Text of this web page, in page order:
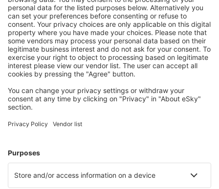
Dinard Pleurtuit Saint-Malo (DNR)
Dole Jura Airport (DLE)
Strasburg Airport (SXB)
Epinal Mirecourt Airport (EPL)
Figari South Corsica (FSC)
Grenoble Isere (GNB)
Lorient Lann-Bihoue (LRT)
Lannion Cote de Granit (LAI)